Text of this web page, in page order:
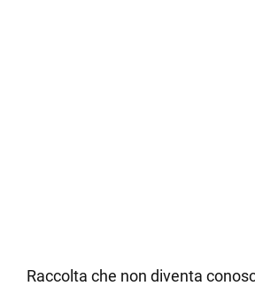
Raccolta che non diventa